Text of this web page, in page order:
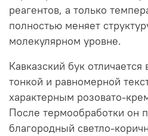
реагентов, а только
полностью меняет
молекулярном уровне.
Кавказский бук
тонкой и равномерной
характерным розовато-
После термообработки он
благородный светло-